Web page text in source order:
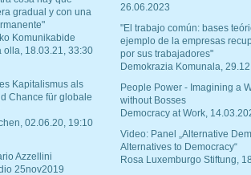
gradual y con una
Komunikabide
olla, 18.03.21, 33:30
Kapitalismus als
Chance für globale
02.06.20, 19:10
Azzellini
25nov2019
26.06.2023
"El trabajo común: bases
ejemplo de la empresas
por sus trabajadores"
Demokrazia Komunala,
People Power - Imagining a
without Bosses
Democracy at Work,
Video: Panel „Alternative
Alternatives to Democracy“
Rosa Luxemburgo Stiftung,